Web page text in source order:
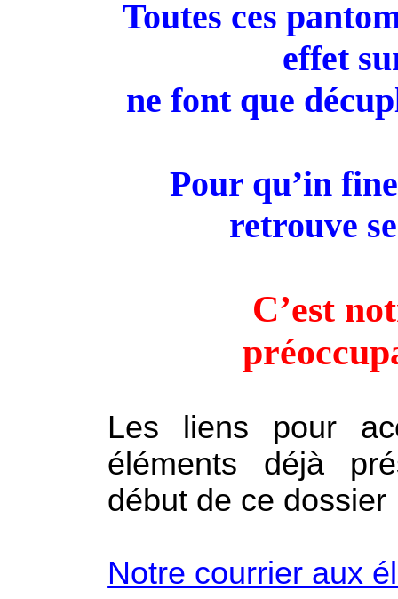
Toutes ces
effet
ne font que
Pour qu’in
retrouve
C’est
Les liens pour
éléments déjà
début de ce dossier
Notre courrier aux